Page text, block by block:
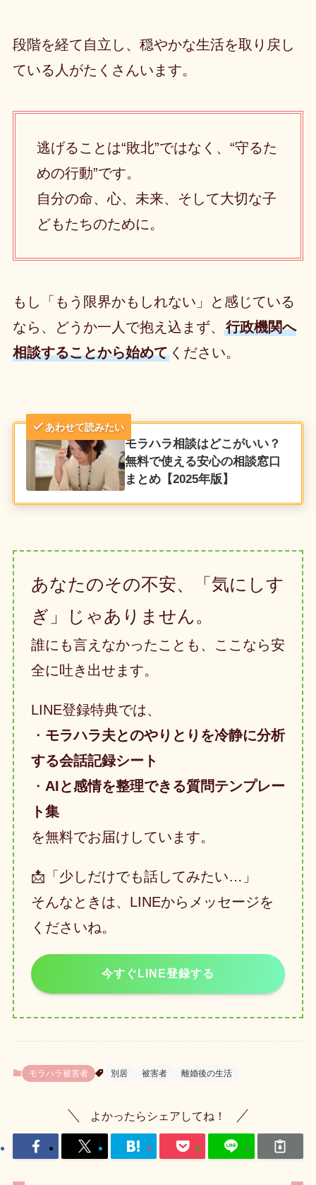
段階を経て自立し、穏やかな生活を取り戻し
ている人がたくさんいます。
逃げることは“敗北”ではなく、“守るた
めの行動”です。
自分の命、心、未来、そして大切な子
どもたちのために。
もし「もう限界かもしれない」と感じている
なら、どうか一人で抱え込まず、 行政機関へ
相談することから始めてください。
あわせて読みたい
モラハラ相談はどこがいい？
無料で使える安心の相談窓口
まとめ【2025年版】
あなたのその不安、「気にしす
ぎ」じゃありません。
誰にも言えなかったことも、ここなら安
全に吐き出せます。
LINE登録特典では、
・ モラハラ夫とのやりとりを冷静に分析
する会話記録シート
・ AIと感情を整理できる質問テンプレー
ト集
を無料でお届けしています。
📩「少しだけでも話してみたい…」
そんなときは、LINEからメッセージを
くださいね。
今すぐLINE登録する
モラハラ被害者 別居 被害者 離婚後の生活
よかったらシェアしてね！